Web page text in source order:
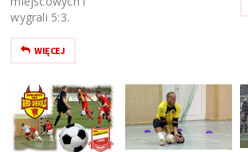
wygrali 5:3.
WIĘCEJ